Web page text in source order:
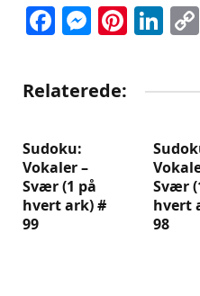
Facebook
Relaterede:
Sudoku:
Vokaler –
Svær (1 på
hvert ark) #
99
Svær
hvert
98